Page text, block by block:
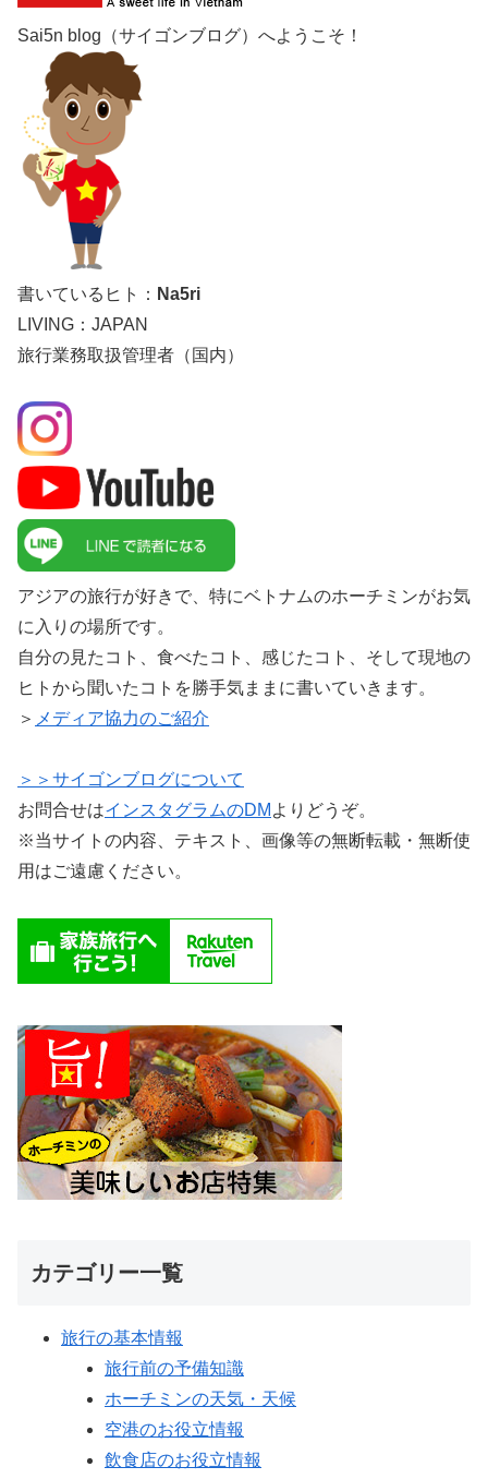
Sai5n blog（サイゴンブログ）へようこそ！
書いているヒト： Na5ri
LIVING：JAPAN
旅行業務取扱管理者（国内）
アジアの旅行が好きで、特にベトナムのホーチミンがお気
に入りの場所です。
自分の見たコト、食べたコト、感じたコト、そして現地の
ヒトから聞いたコトを勝手気ままに書いていきます。
＞ メディア協力のご紹介
＞＞サイゴンブログについて
お問合せはインスタグラムのDM よりどうぞ。
※当サイトの内容、テキスト、画像等の無断転載・無断使
用はご遠慮ください。
カテゴリー一覧
旅行の基本情報
旅行前の予備知識
ホーチミンの天気・天候
空港のお役立情報
飲食店のお役立情報